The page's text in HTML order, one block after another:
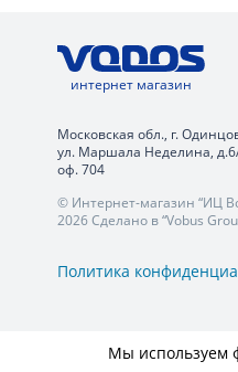
интернет магазин
Московская обл., г.
ул. Маршала Неделина,
оф. 704
© Интернет-магазин “ИЦ
2026 Сделано в “Vobus
Политика
Мы используем